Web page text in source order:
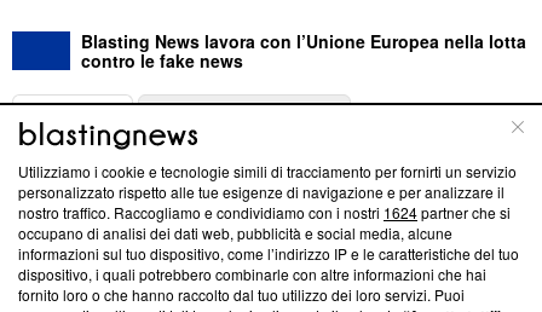
Blasting News lavora con l’Unione Europea nella lotta
contro le fake news
ABOUT
Questa sezione offre informazioni trasparenti su Blasting
News, sui nostri processi editoriali e su come ci impegniamo a
creare news di qualità. Inoltre, afferma la nostra aderenza a
‘Trust Project - News with Integrity’Blasting News non è
ancora membro del programma, ma ha richiesto di farne
Utilizziamo i cookie e tecnologie simili di tracciamento per fornirti un servizio
personalizzato rispetto alle tue esigenze di navigazione e per analizzare il
nostro traffico. Raccogliamo e condividiamo con i nostri 1624partner che si
occupano di analisi dei dati web, pubblicità e social media, alcune
informazioni sul tuo dispositivo, come l’indirizzo IP e le caratteristiche del tuo
dispositivo, i quali potrebbero combinarle con altre informazioni che hai
fornito loro o che hanno raccolto dal tuo utilizzo dei loro servizi. Puoi